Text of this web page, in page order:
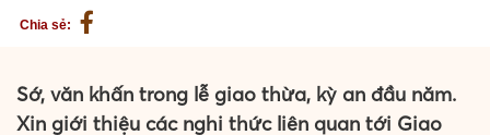
Chia sẻ:
Sớ, văn khấn trong lễ giao thừa, kỳ an đầu năm.
Xin giới thiệu các nghi thức liên quan tới Giao